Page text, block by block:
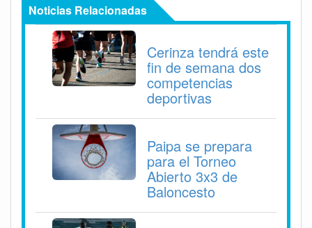
Noticias Relacionadas
Cerinza tendrá este
fin de semana dos
competencias
deportivas
Paipa se prepara
para el Torneo
Abierto 3x3 de
Baloncesto